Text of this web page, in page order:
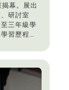
幕。展出
研討室
三年級學
習歷程。
，展現強